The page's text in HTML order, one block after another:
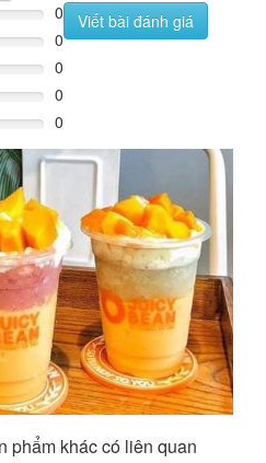
0
0
0
0
0
Viết bài đánh giá
phẩm khác có liên quan